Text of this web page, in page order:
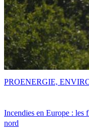
Incendies en Europe : les
nord
PROENERGIE,